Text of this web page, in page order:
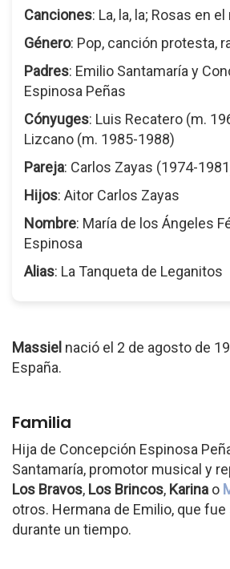
Canciones: La, la, la; Rosas en el
Género: Pop, canción protesta,
Padres: Emilio Santamaría y
Espinosa Peñas
Cónyuges: Luis Recatero (m.
Lizcano (m. 1985-1988)
Pareja: Carlos Zayas (1974-
Hijos: Aitor Carlos Zayas
Nombre: María de los Ángeles
Espinosa
Alias: La Tanqueta de Leganitos
Massiel nació el 2 de agosto de
España.
Familia
Hija de Concepción Espinosa
Santamaría, promotor musical y
Los Bravos, Los Brincos, Karina o
otros. Hermana de Emilio, que
durante un tiempo.